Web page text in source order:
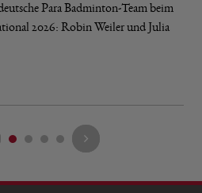
Para Badminton-Team beim
2026: Robin Weiler und Julia